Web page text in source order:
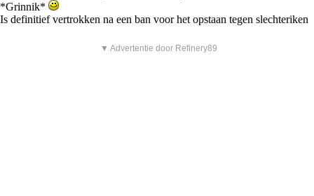
*Grinnik*
Is definitief vertrokken na een ban voor het opstaan tegen slechteriken
▼ Advertentie door Refinery89